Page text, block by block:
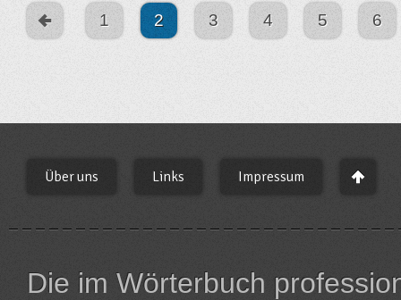
1 2 3 4 5 6
Über uns Links Impressum
Die im Wörterbuch